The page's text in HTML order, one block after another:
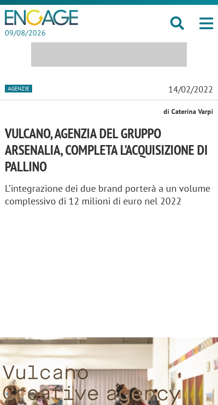
09/08/2026
AGENZIE 14/02/2022
di Caterina Varpi
VULCANO, AGENZIA DEL GRUPPO
ARSENALIA, COMPLETA L’ACQUISIZIONE DI
PALLINO
L’integrazione dei due brand porterà a un volume
complessivo di 12 milioni di euro nel 2022